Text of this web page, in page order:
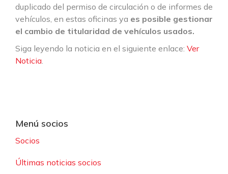
duplicado del permiso de circulación o de informes de
vehículos, en estas oficinas ya es posible gestionar
el cambio de titularidad de vehículos usados.
Siga leyendo la noticia en el siguiente enlace: Ver
Noticia.
Menú socios
Socios
Últimas noticias socios